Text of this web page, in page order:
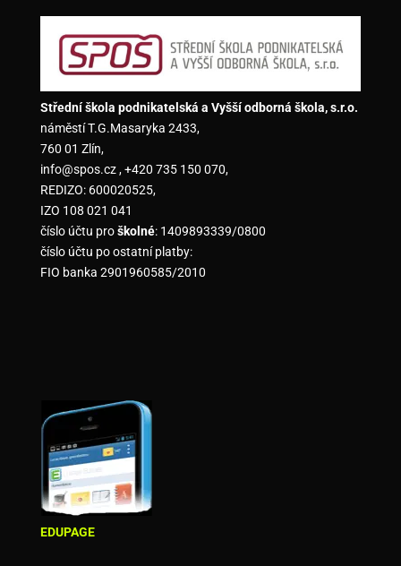
Střední škola podnikatelská a Vyšší odborná škola, s.r.o.
náměstí T.G.Masaryka 2433,
760 01 Zlín,
info@spos.cz , +420 735 150 070,
REDIZO: 600020525,
IZO 108 021 041
číslo účtu proškolné: 1409893339/0800
číslo účtu po ostatní platby:
FIO banka 2901960585/2010
EDUPAGE